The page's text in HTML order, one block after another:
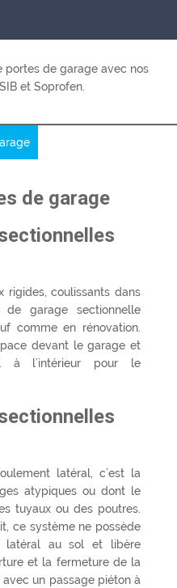
portes de garage avec nos
et Soprofen.
de garage
rigides, coulissants dans
garage sectionnelle
comme en rénovation.
devant le garage et
à l’intérieur pour le
latéral, c’est la
atypiques ou dont le
tuyaux ou des poutres.
ce système ne possède
latéral au sol et libère
et la fermeture de la
un passage piéton à